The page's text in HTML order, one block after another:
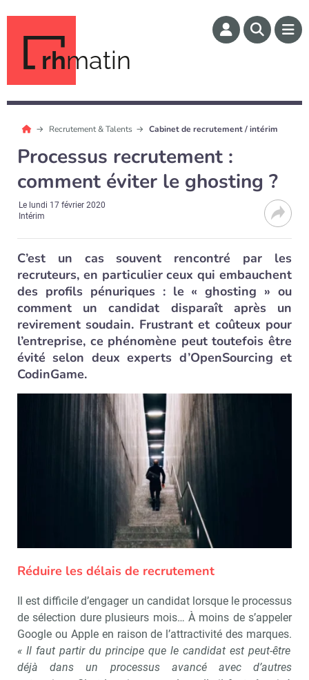
rhmatin
Recrutement & Talents Cabinet de recrutement / intérim
Processus recrutement :
comment éviter le ghosting ?
Le lundi 17 février 2020
Intérim
C’est un cas souvent rencontré par les
recruteurs, en particulier ceux qui embauchent
des profils pénuriques : le « ghosting » ou
comment un candidat disparaît après un
revirement soudain. Frustrant et coûteux pour
l’entreprise, ce phénomène peut toutefois être
évité selon deux experts d’OpenSourcing et
CodinGame.
Réduire les délais de recrutement
Il est difficile d’engager un candidat lorsque le processus
de sélection dure plusieurs mois… À moins de s’appeler
Google ou Apple en raison de l’attractivité des marques.
« Il faut partir du principe que le candidat est peut-être
déjà dans un processus avancé avec d’autres